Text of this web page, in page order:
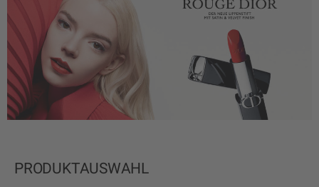
PRODUKTAUSWAHL